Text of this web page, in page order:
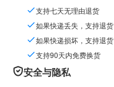
支持七天无理由退货
如果快递丢失，支持退货
如果快递损坏，支持退货
支持90天内免费换货
安全与隐私